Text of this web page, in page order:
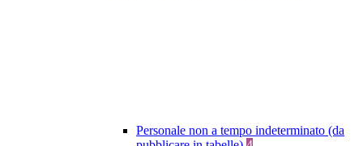
Personale non a tempo indeterminato (da